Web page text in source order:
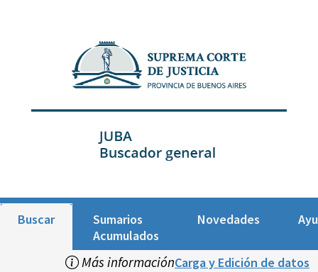
Buscar
Sumarios
Acumulados
Novedades
Más informaciónCarga y Edición de datos